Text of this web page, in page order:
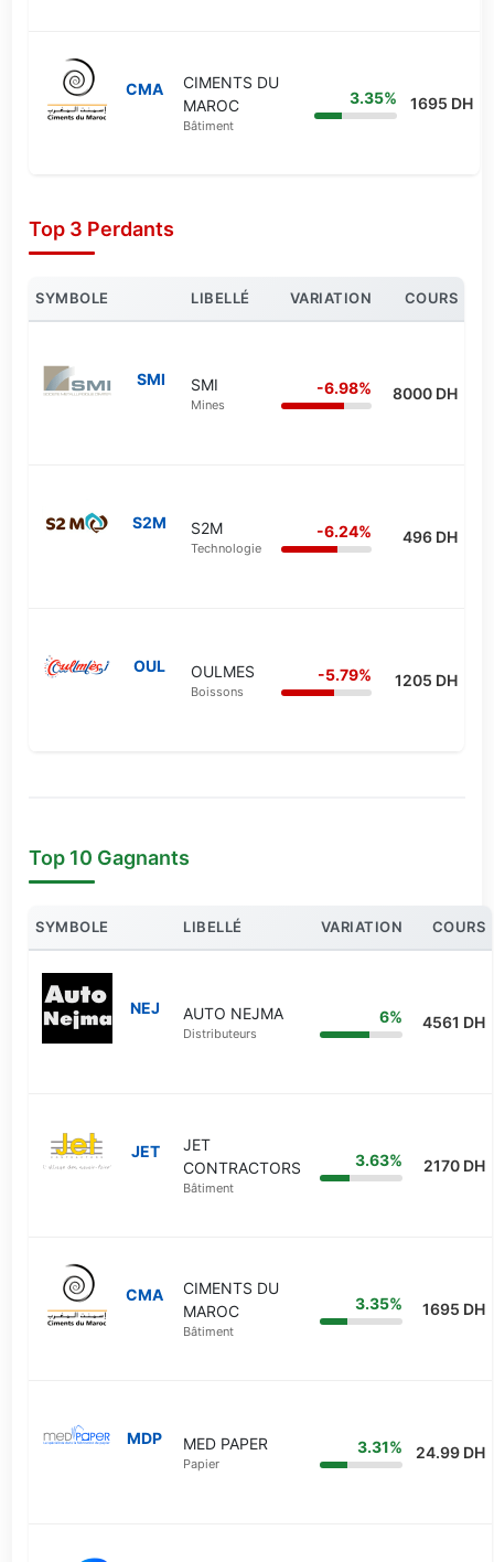
CMA
CIMENTS DU
MAROC
Bâtiment
3.35% 1695 DH
Top 3 Perdants
SYMBOLE LIBELLÉ VARIATION COURS
SMI SMI
Mines
-6.98% 8000 DH
S2M S2M
Technologie
-6.24% 496 DH
OUL OULMES
Boissons
-5.79% 1205 DH
Top 10 Gagnants
SYMBOLE LIBELLÉ VARIATION COURS
NEJ AUTO NEJMA
Distributeurs
6% 4561 DH
JET
JET
CONTRACTORS
Bâtiment
3.63% 2170 DH
CMA
CIMENTS DU
MAROC
Bâtiment
3.35% 1695 DH
MDP MED PAPER
Papier
3.31% 24.99 DH